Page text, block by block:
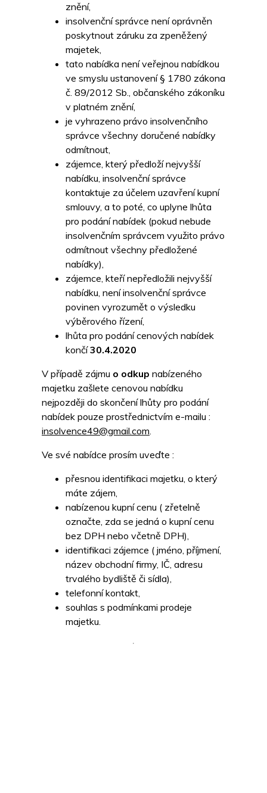
znění,
insolvenční správce není oprávněn
poskytnout záruku za zpeněžený
majetek,
tato nabídka není veřejnou nabídkou
ve smyslu ustanovení § 1780 zákona
č. 89/2012 Sb., občanského zákoníku
v platném znění,
je vyhrazeno právo insolvenčního
správce všechny doručené nabídky
odmítnout,
zájemce, který předloží nejvyšší
nabídku, insolvenční správce
kontaktuje za účelem uzavření kupní
smlouvy, a to poté, co uplyne lhůta
pro podání nabídek (pokud nebude
insolvenčním správcem využito právo
odmítnout všechny předložené
nabídky),
zájemce, kteří nepředložili nejvyšší
nabídku, není insolvenční správce
povinen vyrozumět o výsledku
výběrového řízení,
lhůta pro podání cenových nabídek
končí30.4.2020
V případě zájmu o odkup nabízeného
majetku zašlete cenovou nabídku
nejpozději do skončení lhůty pro podání
nabídek pouze prostřednictvím e-mailu :
insolvence49@gmail.com.
Ve své nabídce prosím uveďte :
přesnou identifikaci majetku, o který
máte zájem,
nabízenou kupní cenu ( zřetelně
označte, zda se jedná o kupní cenu
bez DPH nebo včetně DPH),
identifikaci zájemce ( jméno, příjmení,
název obchodní firmy, IČ, adresu
trvalého bydliště či sídla),
telefonní kontakt,
souhlas s podmínkami prodeje
majetku.